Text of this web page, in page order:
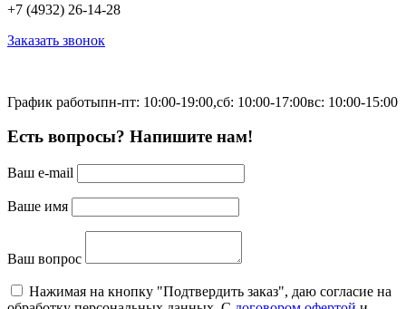
+7 (4932) 26-14-28
Заказать звонок
График работыпн-пт: 10:00-19:00,сб: 10:00-17:00вс: 10:00-15:00
Есть вопросы? Напишите нам!
Ваш e-mail
Ваше имя
Ваш вопрос
Нажимая на кнопку "Подтвердить заказ", даю согласие на